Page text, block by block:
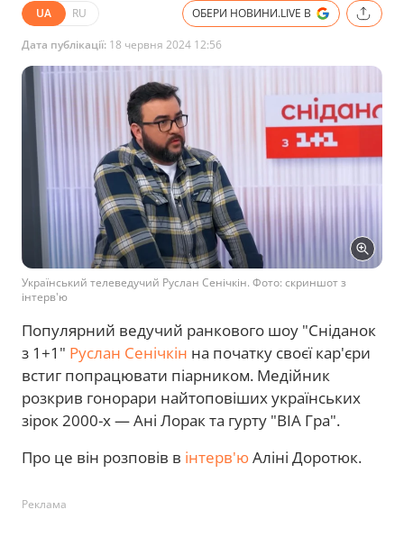
UA RU ОБЕРИ НОВИНИ.LIVE В
Дата публікації: 18 червня 2024 12:56
Український телеведучий Руслан Сенічкін. Фото: скриншот з
інтерв'ю
Популярний ведучий ранкового шоу "Сніданок
з 1+1" Руслан Сенічкін на початку своєї кар'єри
встиг попрацювати піарником. Медійник
розкрив гонорари найтоповіших українських
зірок 2000-х — Ані Лорак та гурту "ВІА Гра".
Про це він розповів в інтерв'юАліні Доротюк.
Реклама